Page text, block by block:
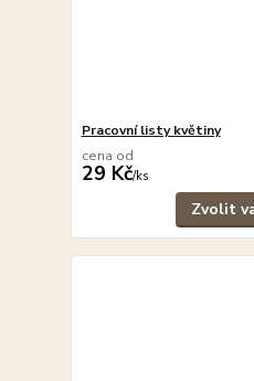
Pracovní listy květiny
cena od
29 Kč/ks
Zvolit